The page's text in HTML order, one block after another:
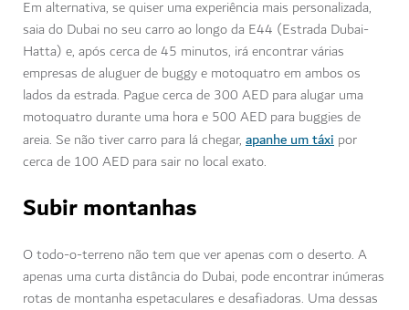
Em alternativa, se quiser uma experiência mais personalizada,
saia do Dubai no seu carro ao longo da E44 (Estrada Dubai-
Hatta) e, após cerca de 45 minutos, irá encontrar várias
empresas de aluguer de buggy e motoquatro em ambos os
lados da estrada. Pague cerca de 300 AED para alugar uma
motoquatro durante uma hora e 500 AED para buggies de
areia. Se não tiver carro para lá chegar, apanhe um táxi por
cerca de 100 AED para sair no local exato.
Subir montanhas
O todo-o-terreno não tem que ver apenas com o deserto. A
apenas uma curta distância do Dubai, pode encontrar inúmeras
rotas de montanha espetaculares e desafiadoras. Uma dessas